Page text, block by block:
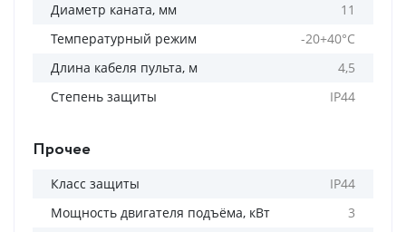
Диаметр каната, мм
11
Температурный режим
-20+40°С
Длина кабеля пульта, м
4,5
Степень защиты
IP44
Прочее
Класс защиты
IP44
Мощность двигателя подъёма, кВт
3